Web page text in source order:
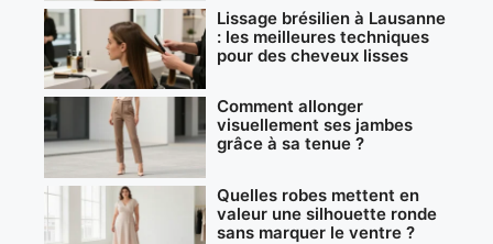
Lissage brésilien à Lausanne
: les meilleures techniques
pour des cheveux lisses
Comment allonger
visuellement ses jambes
grâce à sa tenue ?
Quelles robes mettent en
valeur une silhouette ronde
sans marquer le ventre ?